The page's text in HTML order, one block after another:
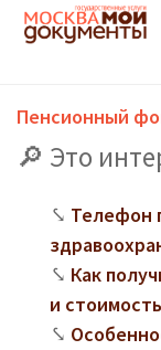
Пенсионный
Это
Телефон
Как
и